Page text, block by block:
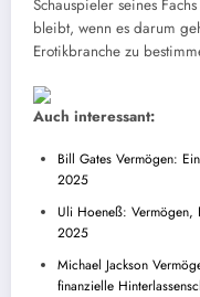
Schauspieler seines
bleibt, wenn es darum
Erotikbranche zu
Auch interessant:
Bill Gates Vermögen:
2025
Uli Hoeneß: Vermögen,
2025
Michael Jackson
finanzielle